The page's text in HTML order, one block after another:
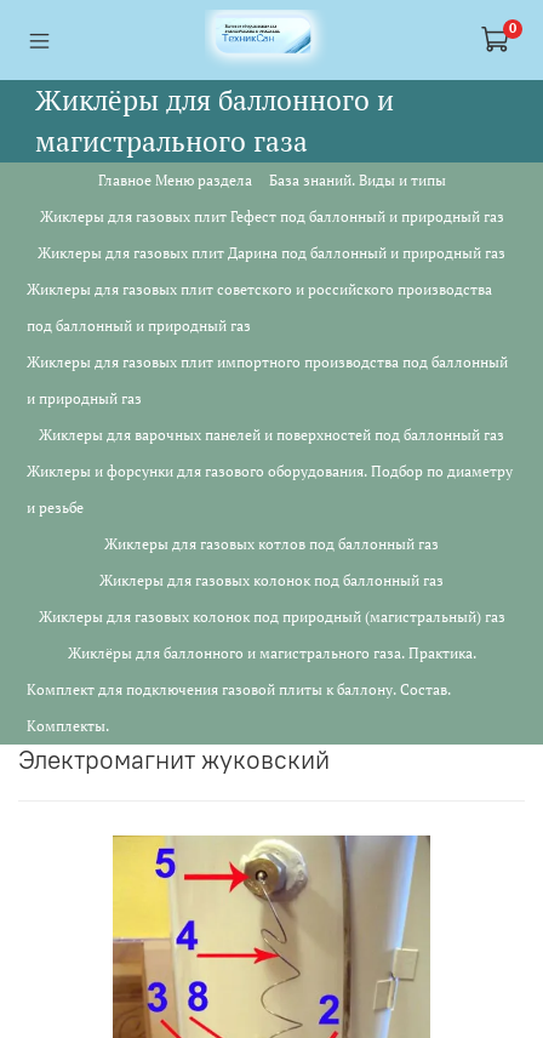
0
Жиклёры для баллонного и
магистрального газа
Главное Меню раздела
База знаний. Виды и типы
Жиклеры для газовых плит Гефест под баллонный и природный газ
Жиклеры для газовых плит Дарина под баллонный и природный газ
Жиклеры для газовых плит советского и российского производства
под баллонный и природный газ
Жиклеры для газовых плит импортного производства под баллонный
и природный газ
Жиклеры для варочных панелей и поверхностей под баллонный газ
Жиклеры и форсунки для газового оборудования. Подбор по диаметру
и резьбе
Жиклеры для газовых котлов под баллонный газ
Жиклеры для газовых колонок под баллонный газ
Жиклеры для газовых колонок под природный (магистральный) газ
Жиклёры для баллонного и магистрального газа. Практика.
Комплект для подключения газовой плиты к баллону. Состав.
Комплекты.
электромагнит жуковский
<a href="https://webmaster.yandex.ru/siteinfo/?site=https://
<a href="https://webmaster.yandex.ru/siteinfo/?site=https://